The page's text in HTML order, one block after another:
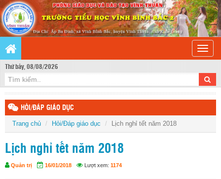
Toggle
Thứ bảy, 08/08/2026
HỎI/ĐÁP GIÁO DỤC
Trang chủ Hỏi/Đáp giáo dục Lịch nghỉ tết năm 2018
Lịch nghỉ tết năm 2018
Quản trị 16/01/2018 Lượt xem: 1174